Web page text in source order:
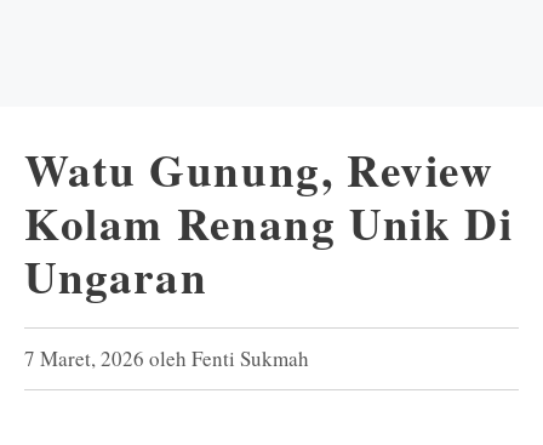
Watu Gunung, Review
Kolam Renang Unik Di
Ungaran
7 Maret, 2026 oleh Fenti Sukmah